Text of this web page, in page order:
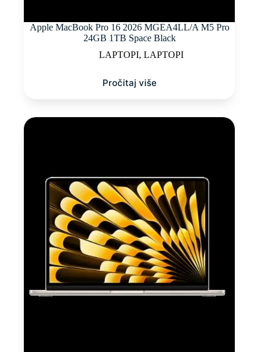
Apple MacBook Pro 16 2026 MGEA4LL/A M5 Pro
24GB 1TB Space Black
LAPTOPI,LAPTOPI
Pročitaj više